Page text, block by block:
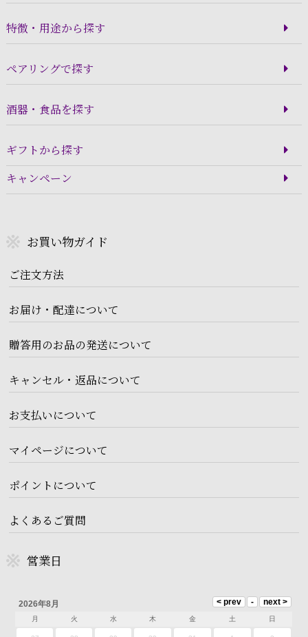
特徴・用途から探す
ペアリングで探す
酒器・食品を探す
ギフトから探す
キャンペーン
お買い物ガイド
ご注文方法
お届け・配達について
贈答用のお品の発送について
キャンセル・返品について
お支払いについて
マイページについて
ポイントについて
よくあるご質問
営業日
2026年8月
月 火 水 木 金 土 日